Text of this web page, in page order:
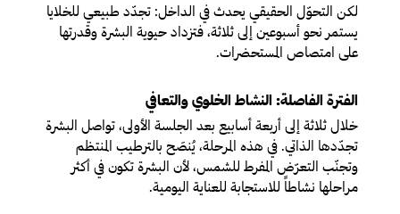
لكن التحوّل الحقيقي يحدث في الداخل: تجدّد طبيعي للخلايا
يستمر نحو أسبوعين إلى ثلاثة، فتزداد حيوية البشرة وقدرتها
على امتصاص المستحضرات.
الفترة الفاصلة: النشاط الخلوي والتعافي
خلال ثلاثة إلى أربعة أسابيع بعد الجلسة الأولى، تواصل البشرة
تجدّدها الذاتي. في هذه المرحلة، يُنصَح بالترطيب المنتظم
وتجنّب التعرّض المفرط للشمس، لأن البشرة تكون في أكثر
مراحلها نشاطاً للاستجابة للعناية اليومية.